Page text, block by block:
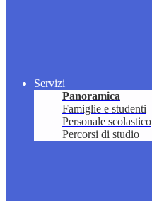
Servizi
Panoramica
Famiglie e studenti
Personale scolastico
Percorsi di studio